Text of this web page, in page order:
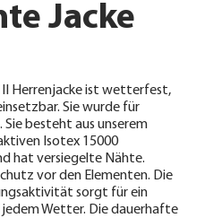
Jacke
II Herrenjacke ist wetterfest,
Sie wurde für
besteht aus unserem
Isotex 15000
hat versiegelte Nähte.
vor den Elementen. Die
sorgt für ein
Wetter. Die dauerhafte